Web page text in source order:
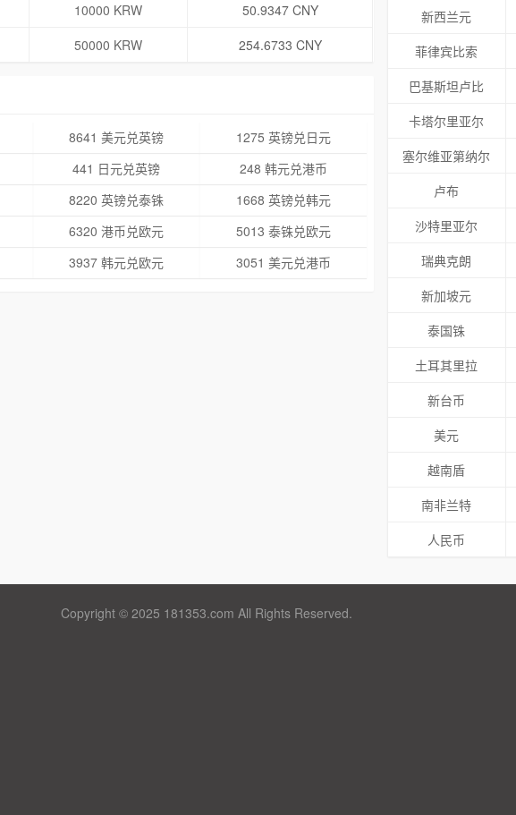
10000 KRW
50.9347 CNY
50000 KRW 254.6733 CNY
8641 美元兑英镑
1275 英镑兑日元
441 日元兑英镑
248 韩元兑港币
8220 英镑兑泰铢
1668 英镑兑韩元
6320 港币兑欧元
5013 泰铢兑欧元
3937 韩元兑欧元 3051 美元兑港币
新西兰元
菲律宾比索
巴基斯坦卢比
卡塔尔里亚尔
塞尔维亚第纳尔
卢布
沙特里亚尔
瑞典克朗
新加坡元
泰国铢
土耳其里拉
新台币
美元
越南盾
南非兰特
人民币
Copyright © 2025 181353.com All Rights Reserved.